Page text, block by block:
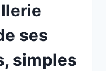
ses
simples